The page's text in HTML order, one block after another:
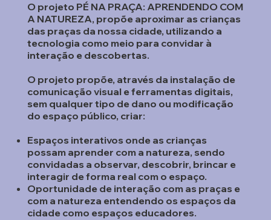
O projeto PÉ NA PRAÇA: APRENDENDO COM
A NATUREZA, propõe aproximar as crianças
das praças da nossa cidade, utilizando a
tecnologia como meio para convidar à
interação e descobertas.
O projeto propõe, através da instalação de
comunicação visual e ferramentas digitais,
sem qualquer tipo de dano ou modificação
do espaço público, criar:
Espaços interativos onde as crianças
possam aprender com a natureza, sendo
convidadas a observar, descobrir, brincar e
interagir de forma real com o espaço.
Oportunidade de interação com as praças e
com a natureza entendendo os espaços da
cidade como espaços educadores.